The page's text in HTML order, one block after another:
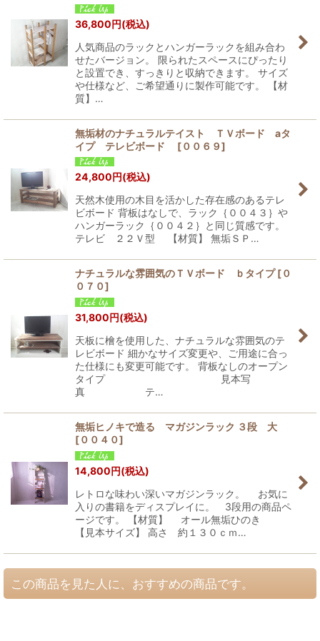
36,800円(税込)
人気商品のラックとハンガーラックを組み合わ
せたバージョン。 限られたスペースにぴったり
と設置でき、すっきりと収納できます。 サイズ
や仕様など、ご希望通りに製作可能です。 【材
質】…
無垢材のナチュラルテイスト ＴＶボード aタ
イプ テレビボード
[００６９]
24,800円(税込)
天然木使用の木目を活かした存在感のあるテレ
ビボード 背板はなしで、ラック｛００４３｝や
ハンガーラック｛００４２｝と同じ質感です。
テレビ ２２Ｖ型 【材質】 無垢ＳＰ…
ナチュラルな雰囲気のＴＶボード ｂタイプ [０
０７０]
31,800円(税込)
天板に檜を使用した、ナチュラルな雰囲気のテ
レビボード 細かなサイズ変更や、ご用途に合っ
た仕様にも変更可能です。 背板なしのオープン
タイプ 見本写
真 テ…
無垢ヒノキで造る マガジンラック ３段 大
[００４０]
14,800円(税込)
レトロな味わい深いマガジンラック。 お気に
入りの書籍をディスプレイに。 3段用の商品ペ
ージです。 【材質】 オール無垢ひのき
【見本サイズ】 高さ 約１３０ｃｍ…
この商品を見た人に、おすすめの商品です。